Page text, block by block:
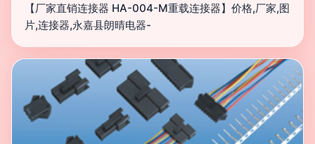
【厂家直销连接器 HA-004-M重载连接器】价格,厂家,图
片,连接器,永嘉县朗晴电器-